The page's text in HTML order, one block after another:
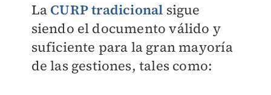
La CURP tradicional sigue
siendo el documento válido y
suficiente para la gran mayoría
de las gestiones, tales como: